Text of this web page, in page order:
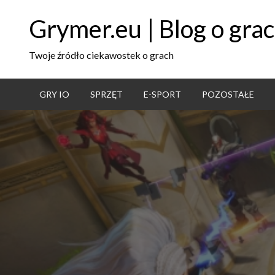
Grymer.eu | Blog o
Twoje źródło ciekawostek o grach
GRY IO SPRZĘT E-SPORT POZOSTAŁE